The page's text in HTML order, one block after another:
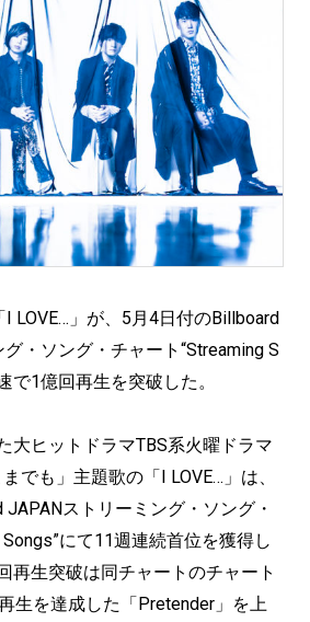
LOVE…」が、5月4日付のBillboard
・ソング・チャート“Streaming S
で1億回再生を突破した。
大ヒットドラマTBS系火曜ドラマ
でも」主題歌の「I LOVE…」は、
ストリーミング・ソング・
にて11週連続首位を獲得し
再生突破は同チャートのチャート
生を達成した「Pretender」を上